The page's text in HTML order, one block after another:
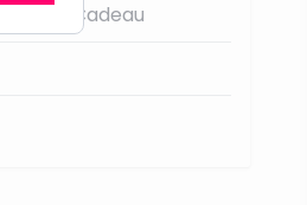
met Cadeau